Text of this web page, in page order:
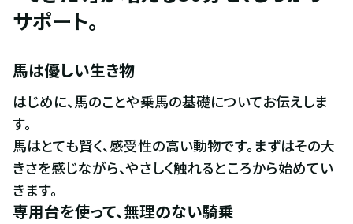
サポート。
馬は優しい生き物
はじめに、馬のことや乗馬の基礎についてお伝えしま
す。
馬はとても賢く、感受性の高い動物です。まずはその大
きさを感じながら、やさしく触れるところから始めてい
きます。
専用台を使って、無理のない騎乗